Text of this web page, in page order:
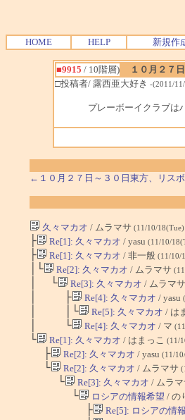
HOME HELP 新規作
■9915 / 10階層)
１０月２７
□投稿者/ 露西亜大好き -(2011/
プレーボーイクラブは
←１０月２７日～３０日東方、リスボ
久々マカオ / ムラマサ (11/10/
├ Re[1]: 久々マカオ / yasu (11/10/
├ Re[1]: 久々マカオ / 非一般 (11/10/
│└ Re[2]: 久々マカオ / ムラマサ
│ └ Re[3]: 久々マカオ / ムラマサ
│ ├ Re[4]: 久々マカオ / yasu
│ │└ Re[5]: 久々マカオ / は
│ └ Re[4]: 久々マカオ / マ
└ Re[1]: 久々マカオ / はまっこ (11/
├ Re[2]: 久々マカオ / yasu (11/
└ Re[2]: 久々マカオ / ムラマサ
└ Re[3]: 久々マカオ / ムラマ
└ ロシアの情報希望 / の
├ Re[5]: ロシアの情